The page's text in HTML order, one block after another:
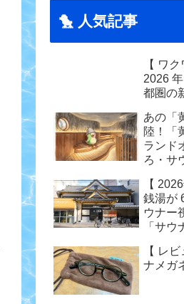
🐤 人気記事
【 ワ
2026
都圏の
あの「
陸！「
ランド
ろ・サ
【
銭湯が
ウナー
「サ
【 レ
ナメガ